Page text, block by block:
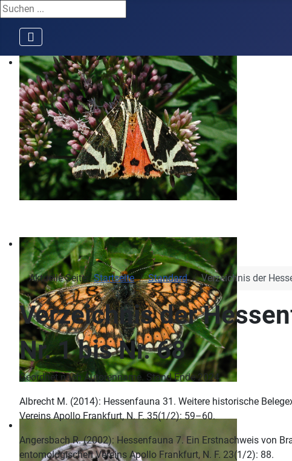
Suchen ...
Aktuelle Seite:Startseite Standard Verzeichnis der
Verzeichnis der
Nr. 1 bis Nr. 68
Geordnet nach Autorenname. Stand Ende 2024.
Albrecht M. (2014): Hessenfauna 31. Weitere historische
Vereins Apollo Frankfurt, N. F. 35(1/2): 59–60.
Angersbach R. (2002): Hessenfauna 7. Ein Erstnachweis von
entomologischen Vereins Apollo Frankfurt, N. F. 23(1/2): 88.